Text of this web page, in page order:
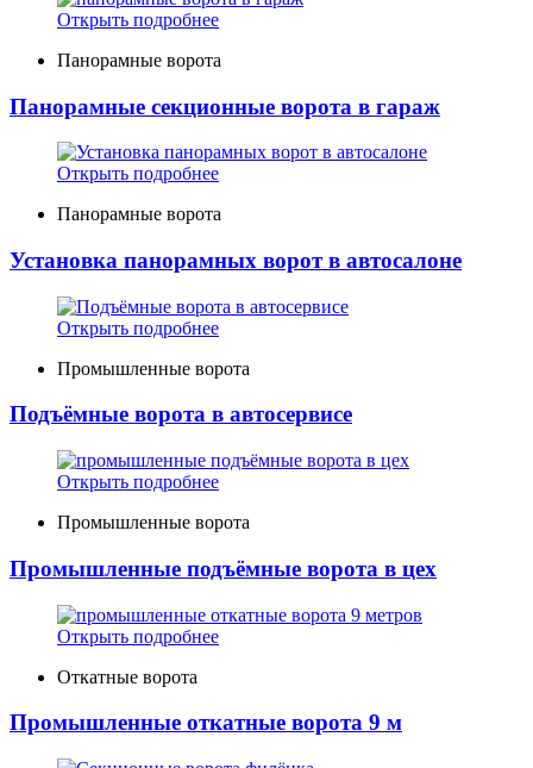
Открыть подробнее
Панорамные ворота
Панорамные секционные ворота в гараж
Открыть подробнее
Панорамные ворота
Установка панорамных ворот в автосалоне
Открыть подробнее
Промышленные ворота
Подъёмные ворота в автосервисе
Открыть подробнее
Промышленные ворота
Промышленные подъёмные ворота в цех
Открыть подробнее
Откатные ворота
Промышленные откатные ворота 9 м